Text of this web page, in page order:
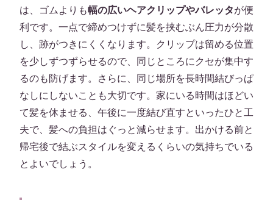
は、ゴムよりも幅の広いヘアクリップやバレッタが便
利です。一点で締めつけずに髪を挟むぶん圧力が分散
し、跡がつきにくくなります。クリップは留める位置
を少しずつずらせるので、同じところにクセが集中す
るのも防げます。さらに、同じ場所を長時間結びっぱ
なしにしないことも大切です。家にいる時間はほどい
て髪を休ませる、午後に一度結び直すといったひと工
夫で、髪への負担はぐっと減らせます。出かける前と
帰宅後で結ぶスタイルを変えるくらいの気持ちでいる
とよいでしょう。